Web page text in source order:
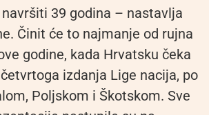
39 godina – nastavlja
Činit će to najmanje od rujna
godine, kada Hrvatsku čeka
izdanja Lige nacija, po
Poljskom i Škotskom. Sve